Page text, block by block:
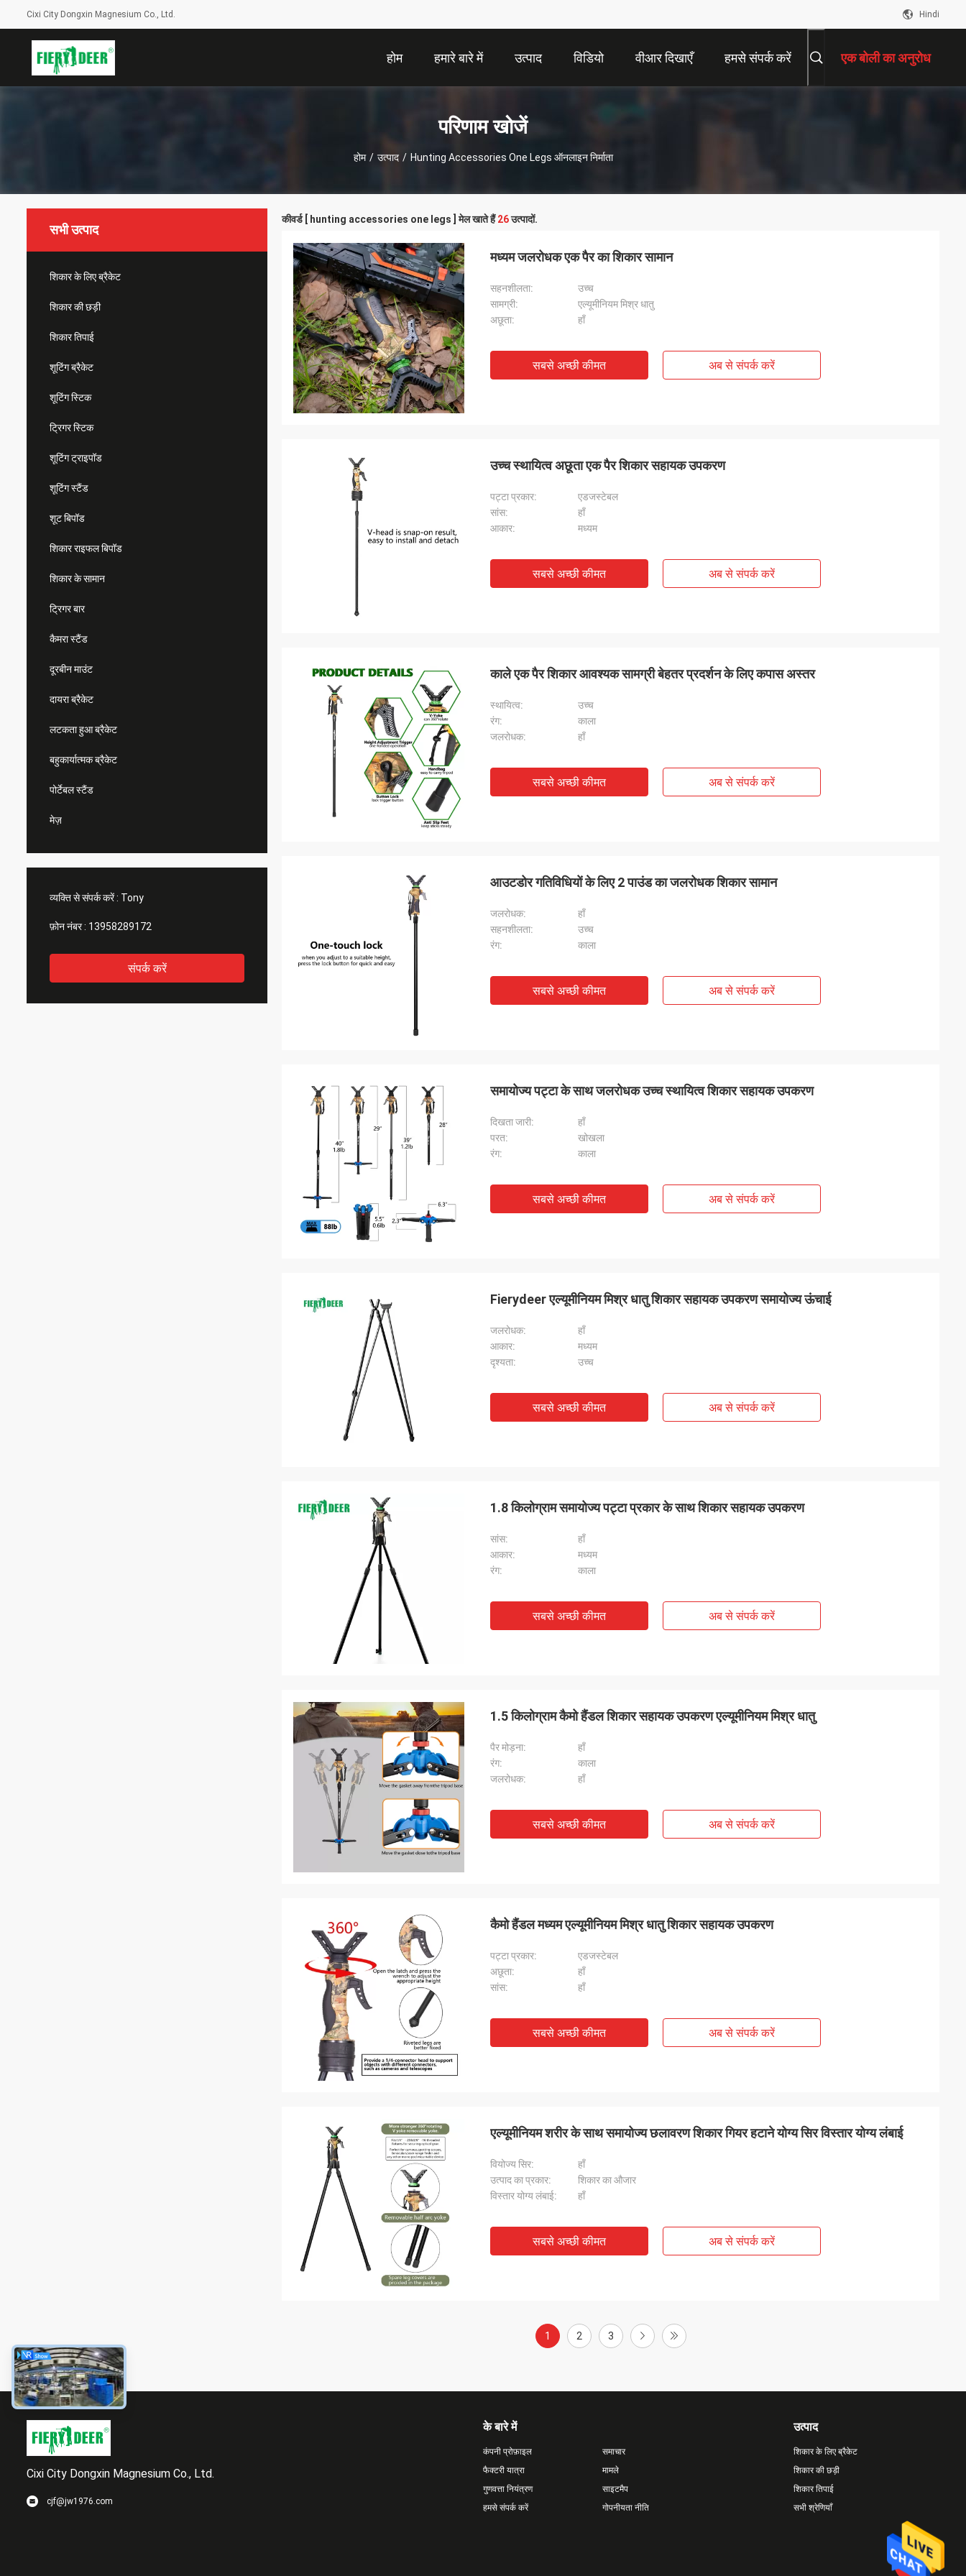
Cixi City Dongxin Magnesium Co., Ltd. Hindi
होम हमारे बारे में उत्पाद विडियो वीआर दिखाएँ हमसे संपर्क करें एक बोली का अनुरोध
परिणाम खोजें
होम / उत्पाद / Hunting Accessories One Legs ऑनलाइन निर्माता
सभी उत्पाद
शिकार के लिए ब्रैकेट
शिकार की छड़ी
शिकार तिपाई
शूटिंग ब्रैकेट
शूटिंग स्टिक
ट्रिगर स्टिक
शूटिंग ट्राइपॉड
शूटिंग स्टैंड
शूट बिपॉड
शिकार राइफल बिपॉड
शिकार के सामान
ट्रिगर बार
कैमरा स्टैंड
दूरबीन माउंट
दायरा ब्रैकेट
लटकता हुआ ब्रैकेट
बहुकार्यात्मक ब्रैकेट
पोर्टेबल स्टैंड
मेज़
व्यक्ति से संपर्क करें : Tony
फ़ोन नंबर : 13958289172
संपर्क करें
कीवर्ड [ hunting accessories one legs ] मेल खाते हैं26उत्पादों.
मध्यम जलरोधक एक पैर का शिकार सामान
सहनशीलता:
उच्च
सामग्री:
एल्यूमीनियम मिश्र धातु
अछूता:
हाँ
सबसे अच्छी कीमत अब से संपर्क करें
उच्च स्थायित्व अछूता एक पैर शिकार सहायक उपकरण
पट्टा प्रकार:
एडजस्टेबल
सांस:
हाँ
आकार:
मध्यम
सबसे अच्छी कीमत अब से संपर्क करें
काले एक पैर शिकार आवश्यक सामग्री बेहतर प्रदर्शन के लिए कपास अस्तर
स्थायित्व:
उच्च
रंग:
काला
जलरोधक:
हाँ
सबसे अच्छी कीमत अब से संपर्क करें
आउटडोर गतिविधियों के लिए 2 पाउंड का जलरोधक शिकार सामान
जलरोधक:
हाँ
सहनशीलता:
उच्च
रंग:
काला
सबसे अच्छी कीमत अब से संपर्क करें
समायोज्य पट्टा के साथ जलरोधक उच्च स्थायित्व शिकार सहायक उपकरण
दिखता जारी:
हाँ
परत:
खोखला
रंग:
काला
सबसे अच्छी कीमत अब से संपर्क करें
Fierydeer एल्यूमीनियम मिश्र धातु शिकार सहायक उपकरण समायोज्य ऊंचाई
जलरोधक:
हाँ
आकार:
मध्यम
दृश्यता:
उच्च
सबसे अच्छी कीमत अब से संपर्क करें
1.8 किलोग्राम समायोज्य पट्टा प्रकार के साथ शिकार सहायक उपकरण
सांस:
हाँ
आकार:
मध्यम
रंग:
काला
सबसे अच्छी कीमत अब से संपर्क करें
1.5 किलोग्राम कैमो हैंडल शिकार सहायक उपकरण एल्यूमीनियम मिश्र धातु
पैर मोड़ना:
हाँ
रंग:
काला
जलरोधक:
हाँ
सबसे अच्छी कीमत अब से संपर्क करें
कैमो हैंडल मध्यम एल्यूमीनियम मिश्र धातु शिकार सहायक उपकरण
पट्टा प्रकार:
एडजस्टेबल
अछूता:
हाँ
सांस:
हाँ
सबसे अच्छी कीमत अब से संपर्क करें
एल्यूमीनियम शरीर के साथ समायोज्य छलावरण शिकार गियर हटाने योग्य सिर विस्तार योग्य लंबाई
वियोज्य सिर:
हाँ
उत्पाद का प्रकार:
शिकार का औजार
विस्तार योग्य लंबाई:
हाँ
सबसे अच्छी कीमत अब से संपर्क करें
1 2 3
Cixi City Dongxin Magnesium Co., Ltd.
cjf@jw1976.com
के बारे में
कंपनी प्रोफ़ाइल
फैक्टरी यात्रा
गुणवत्ता नियंत्रण
हमसे संपर्क करें
समाचार
मामले
साइटमैप
गोपनीयता नीति
उत्पाद
शिकार के लिए ब्रैकेट
शिकार की छड़ी
शिकार तिपाई
सभी श्रेणियाँ